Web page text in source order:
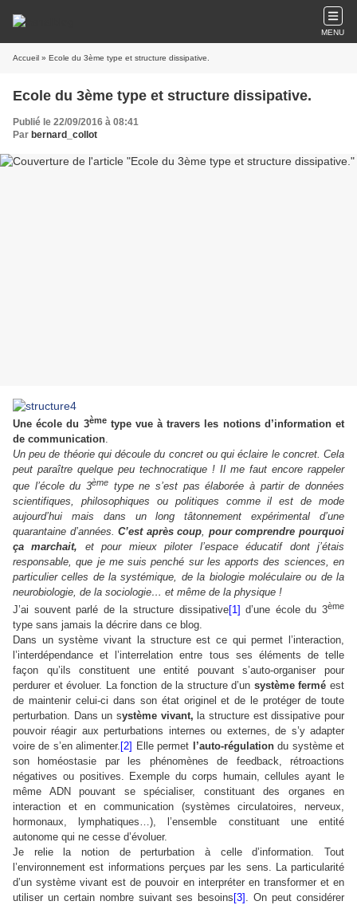
MENU
Accueil » Ecole du 3ème type et structure dissipative.
Ecole du 3ème type et structure dissipative.
Publié le 22/09/2016 à 08:41
Par bernard_collot
Une école du 3èmetype vue à travers les notions d’information et
de communication
Un peu de théorie qui découle du concret ou qui éclaire le concret. Cela
peut paraître quelque peu technocratique ! Il me faut encore rappeler
que l’école du 3ème type ne s’est pas élaborée à partir de données
scientifiques, philosophiques ou politiques comme il est de mode
aujourd’hui mais dans un long tâtonnement expérimental d’une
quarantaine d’années.C’est après coup, pour comprendre pourquoi
ça marchait, et pour mieux piloter l’espace éducatif dont j’étais
responsable, que je me suis penché sur les apports des sciences, en
particulier celles de la systémique, de la biologie moléculaire ou de la
neurobiologie, de la sociologie… et même de la physique !
J’ai souvent parlé de la structure dissipative[1] d’une école du 3ème
type sans jamais la décrire dans ce blog.
Dans un système vivant la structure est ce qui permet l’interaction,
l’interdépendance et l’interrelation entre tous ses éléments de telle
façon qu’ils constituent une entité pouvant s’auto-organiser pour
perdurer et évoluer. La fonction de la structure d’un système fermé est
de maintenir celui-ci dans son état originel et de le protéger de toute
perturbation. Dans un système vivant, la structure est dissipative pour
pouvoir réagir aux perturbations internes ou externes, de s’y adapter
voire de s’en alimenter. [2] Elle permet l’auto-régulationdu système et
son homéostasie par les phénomènes de feedback, rétroactions
négatives ou positives. Exemple du corps humain, cellules ayant le
même ADN pouvant se spécialiser, constituant des organes en
interaction et en communication (systèmes circulatoires, nerveux,
hormonaux, lymphatiques…), l’ensemble constituant une entité
autonome qui ne cesse d’évoluer.
Je relie la notion de perturbation à celle d’information. Tout
l’environnement est informations perçues par les sens. La particularité
d’un système vivant est de pouvoir en interpréter en transformer et en
utiliser un certain nombre suivant ses besoins[3] . On peut considérer